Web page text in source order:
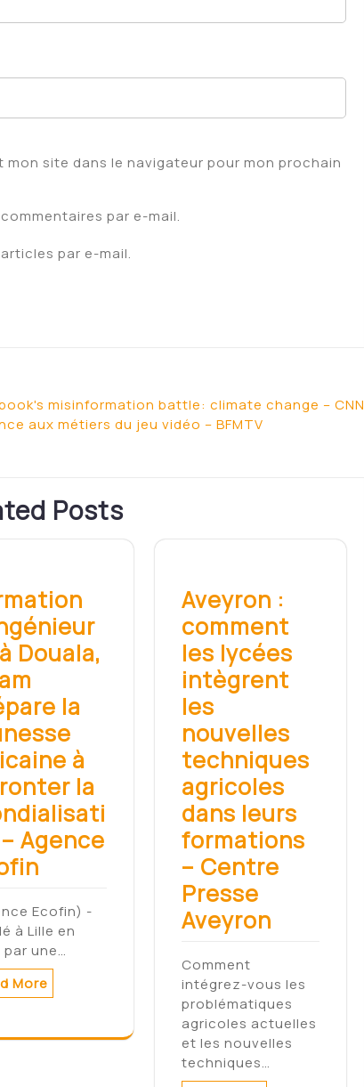
mon site dans le navigateur pour mon prochain
par e-mail.
par e-mail.
misinformation battle: climate change – CNN
aux métiers du jeu vidéo – BFMTV
Posts
Douala,
la
à
la
Agence
Ecofin) -
à Lille en
par une…
More
Aveyron :
comment
les lycées
intègrent
les
nouvelles
techniques
agricoles
dans leurs
formations
– Centre
Presse
Aveyron
Comment
intégrez-vous les
problématiques
agricoles actuelles
et les nouvelles
techniques…